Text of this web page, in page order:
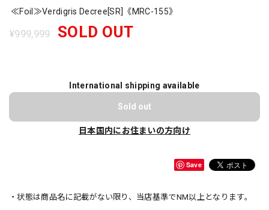
≪Foil≫Verdigris Decree[SR]《MRC-155》
¥999,999 SOLD OUT
International shipping available
Sold out
日本国内にお住まいの方向け
Save
・状態は商品名に記載がない限り、当店基準でNM以上となります。